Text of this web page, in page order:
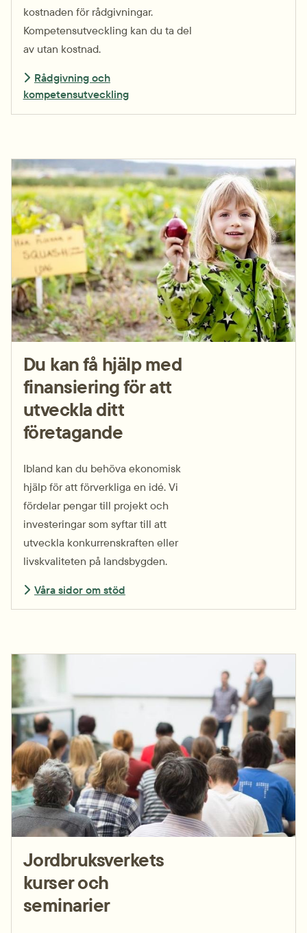
kostnaden för rådgivningar.
Kompetens­utveckling kan du ta del
av utan kostnad.
Rådgivning och
kompetensutveckling
Du kan få hjälp med
finansiering för att
utveckla ditt
företagande
Ibland kan du behöva ekonomisk
hjälp för att förverkliga en idé. Vi
fördelar pengar till projekt och
investeringar som syftar till att
utveckla konkurrenskraften eller
livskvaliteten på landsbygden.
Våra sidor om stöd
Jordbruksverkets
kurser och
seminarier